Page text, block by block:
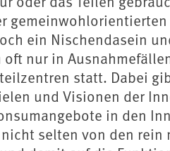
ein Nischendasein
nur in
statt. Dabei
und Visionen der
in den
selten von den